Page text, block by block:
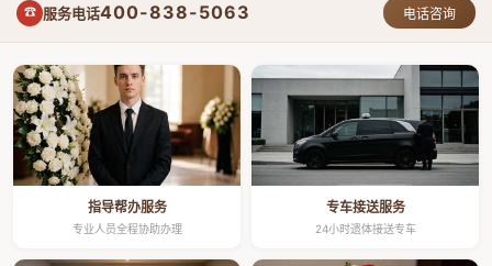
☎ 服务电话400-838-5063 电话咨询
指导帮办服务
专业人员全程协助办理
专车接送服务
24小时遗体接送专车